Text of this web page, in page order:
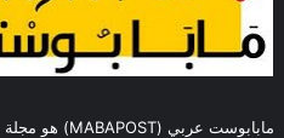
مابابوست عربي (MABAPOST) هو مجلة